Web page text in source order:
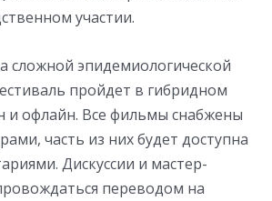
участии.
сложной эпидемиологической
пройдет в гибридном
и офлайн. Все фильмы снабжены
часть из них будет доступна
Дискуссии и мастер-
переводом на